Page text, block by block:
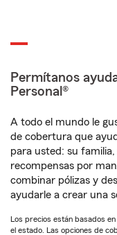
Permítanos
Personal®
A todo el mundo le
de cobertura que
para usted: su
recompensas por
combinar pólizas y
ayudarle a crear una
Los precios están basados
el estado. Las opciones de